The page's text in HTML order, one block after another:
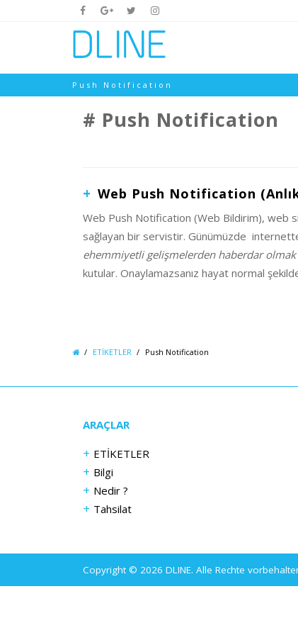
Push Notification
Push Notification
Web Push Notification
Web Push Notification (Web Bildirim), web
sağlayan bir servistir. Günümüzde internette
ehemmiyetli gelişmelerden haberdar olmak
kutular. Onaylamazsanız hayat normal
ETİKETLER Push Notification
ARAÇLAR
ETİKETLER
Bilgi
Nedir ?
Tahsilat
Copyright © 2026 DLINE. Alle Rechte